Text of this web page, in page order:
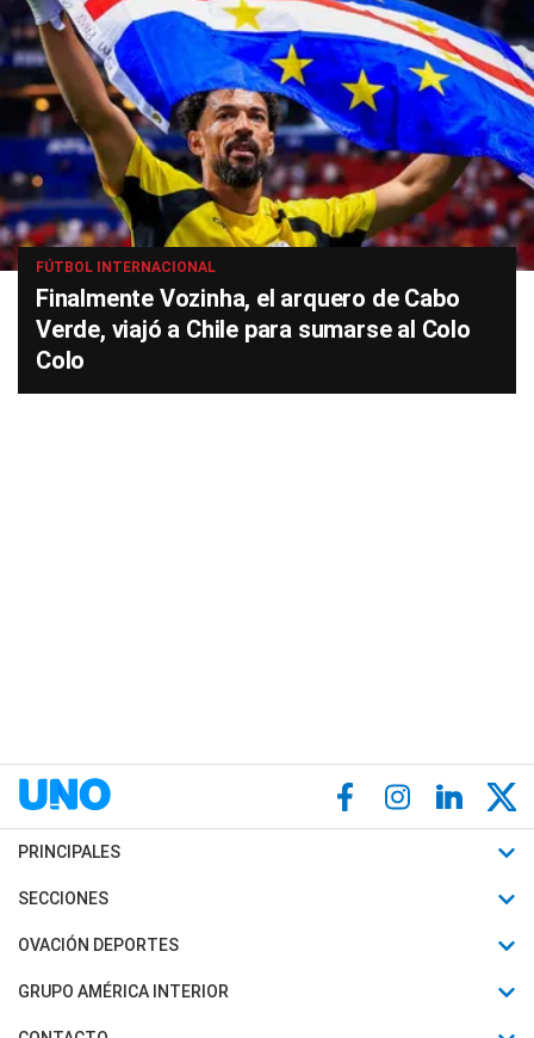
FÚTBOL INTERNACIONAL
Finalmente Vozinha, el arquero de Cabo
Verde, viajó a Chile para sumarse al Colo
Colo
PRINCIPALES
Últimas Noticias
Política
SECCIONES
Horóscopo
Motores
OVACIÓN DEPORTES
Fútbol
Mundial
GRUPO AMÉRICA INTERIOR